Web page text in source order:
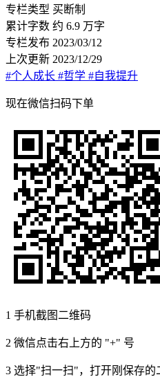
专栏类型 买断制
累计字数 约 6.9 万字
专栏发布 2023/03/12
上次更新 2023/12/29
#个人成长 #哲学 #自我提升
现在微信扫码下单
1 手机截图二维码
2 微信点击右上方的 "+" 号
3 选择"扫一扫"，打开刚保存的